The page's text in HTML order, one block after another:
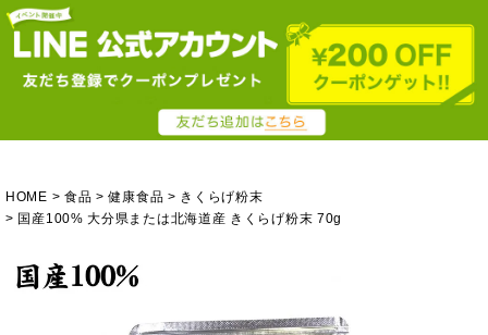
HOME 食品 健康食品
きくらげ粉末
国産100% 大分県または北海道産 きくらげ粉末 70g